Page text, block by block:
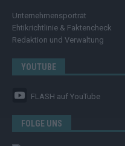
Unternehmensporträt
Ehtikrichtlinie & Faktencheck
Redaktion und Verwaltung
YOUTUBE
FLASH auf YouTube
FOLGE UNS